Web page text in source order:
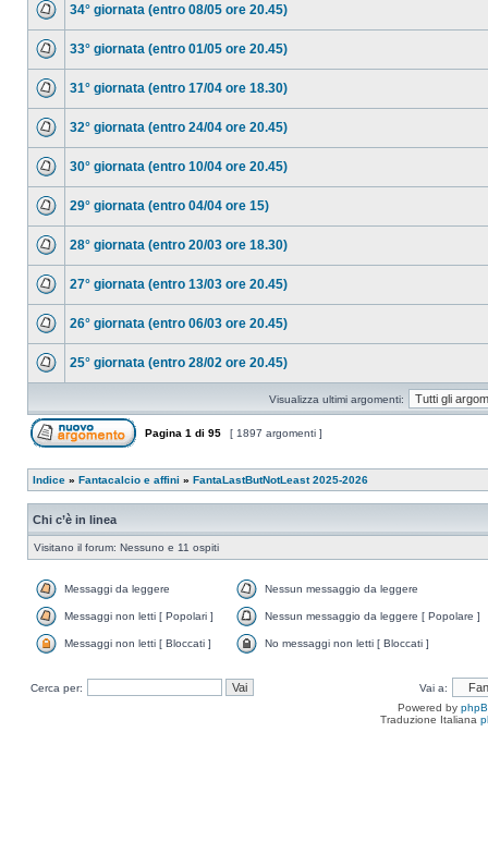
34° giornata (entro 08/05 ore 20.45)
33° giornata (entro 01/05 ore 20.45)
31° giornata (entro 17/04 ore 18.30)
32° giornata (entro 24/04 ore 20.45)
30° giornata (entro 10/04 ore 20.45)
29° giornata (entro 04/04 ore 15)
28° giornata (entro 20/03 ore 18.30)
27° giornata (entro 13/03 ore 20.45)
26° giornata (entro 06/03 ore 20.45)
25° giornata (entro 28/02 ore 20.45)
Visualizza ultimi argomenti:
Pagina 1 di 95 [ 1897 argomenti ]
Indice » Fantacalcio e affini » FantaLastButNotLeast 2025-2026
Chi c’è in linea
Visitano il forum: Nessuno e 11 ospiti
Messaggi da leggere Nessun messaggio da leggere
Messaggi non letti [ Popolari ] Nessun messaggio da leggere [ Popolare ]
Messaggi non letti [ Bloccati ] No messaggi non letti [ Bloccati ]
Cerca per:
Vai a:
Powered by
Traduzione Italiana